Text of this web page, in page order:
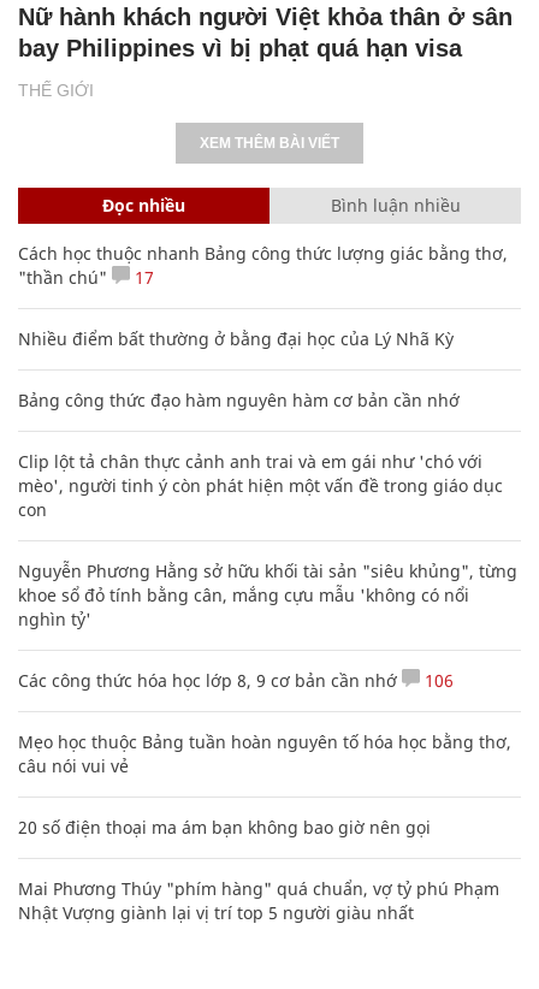
THẾ GIỚI
Nữ hành khách người Việt khỏa thân ở sân
bay Philippines vì bị phạt quá hạn visa
XEM THÊM BÀI VIẾT
Đọc nhiều Bình luận nhiều
Cách học thuộc nhanh Bảng công thức lượng giác bằng thơ,
"thần chú"
17
Nhiều điểm bất thường ở bằng đại học của Lý Nhã Kỳ
Bảng công thức đạo hàm nguyên hàm cơ bản cần nhớ
Clip lột tả chân thực cảnh anh trai và em gái như 'chó với
mèo', người tinh ý còn phát hiện một vấn đề trong giáo dục
con
Nguyễn Phương Hằng sở hữu khối tài sản "siêu khủng", từng
khoe sổ đỏ tính bằng cân, mắng cựu mẫu 'không có nổi
nghìn tỷ'
Các công thức hóa học lớp 8, 9 cơ bản cần nhớ 106
Mẹo học thuộc Bảng tuần hoàn nguyên tố hóa học bằng thơ,
câu nói vui vẻ
20 số điện thoại ma ám bạn không bao giờ nên gọi
Mai Phương Thúy "phím hàng" quá chuẩn, vợ tỷ phú Phạm
Nhật Vượng giành lại vị trí top 5 người giàu nhất